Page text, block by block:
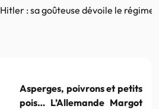
Hitler : sa goûteuse dévoile le
Asperges, poivrons et petits
pois… L’Allemande Margot